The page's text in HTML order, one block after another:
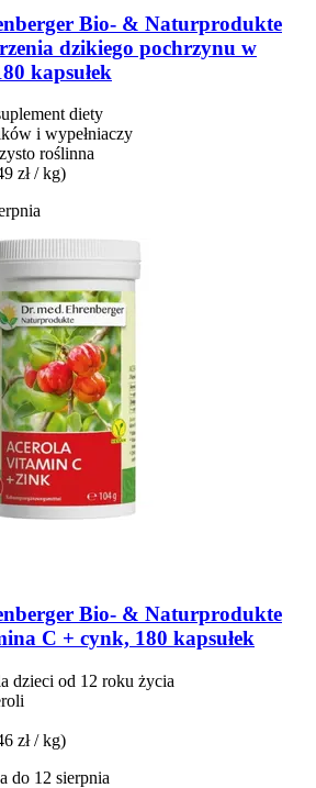
Bio- & Naturprodukte
dzikiego pochrzynu w
kapsułek
diety
i wypełniaczy
roślinna
zł / kg)
Bio- & Naturprodukte
C + cynk, 180 kapsułek
dzieci od 12 roku życia
zł / kg)
do 12 sierpnia